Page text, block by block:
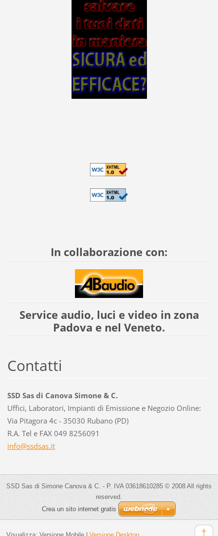
In collaborazione con:
Service audio, luci e video in zona
Padova e nel Veneto.
Contatti
SSD Sas di Canova Simone & C.
Uffici, Laboratori, Impianti di Emissione e Negozio Online:
Via Pitagora 4c - 35030 Rubano (PD)
R.A. Tel e FAX 049 8256091
info@ssdsas.it
SSD Sas di Simone Canova & C. - P. IVA 03618610285 © 2008 All rights
reserved.
Crea un sito internet gratis